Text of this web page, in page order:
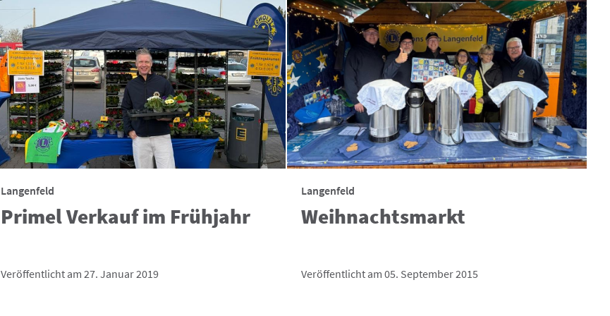
Langenfeld
Primel Verkauf im Frühjahr
Veröffentlicht am 27. Januar 2019
Langenfeld
Weihnachtsmarkt
Veröffentlicht am 05. September 2015